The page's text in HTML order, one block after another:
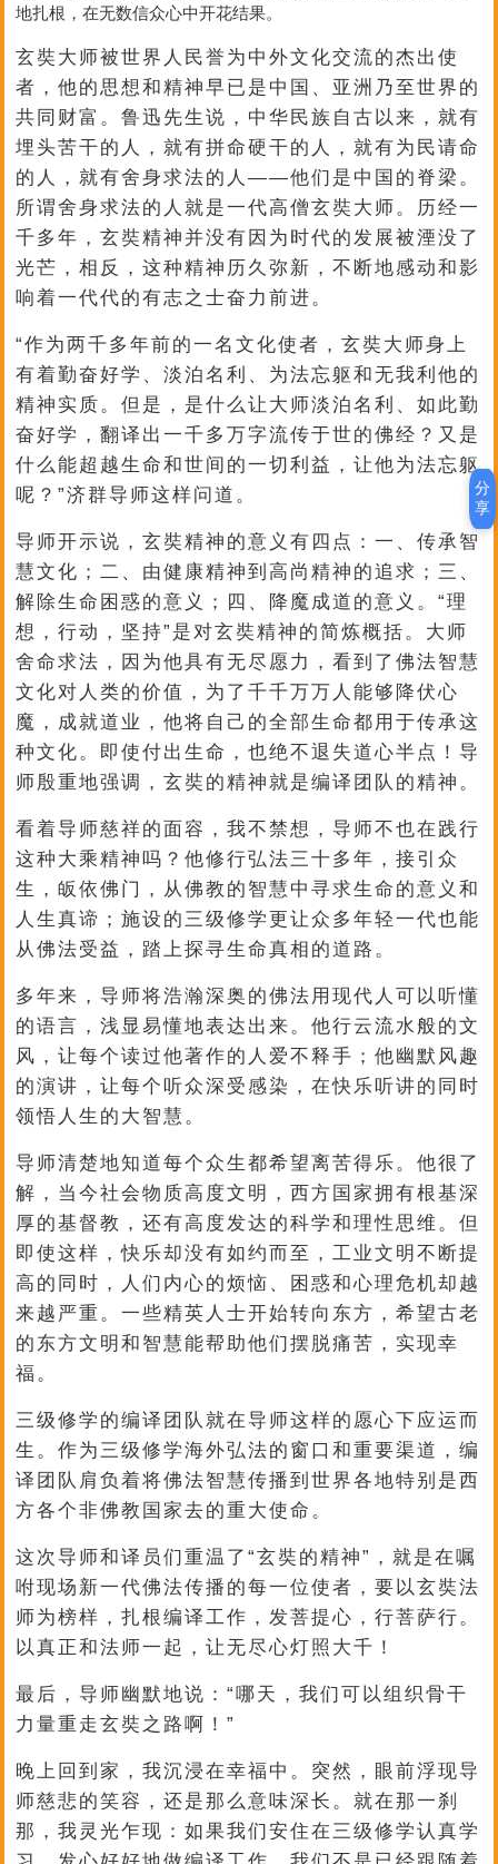
地扎根，在无数信众心中开花结果。
玄奘大师被世界人民誉为中外文化交流的杰出使
者，他的思想和精神早已是中国、亚洲乃至世界的
共同财富。鲁迅先生说，中华民族自古以来，就有
埋头苦干的人，就有拼命硬干的人，就有为民请命
的人，就有舍身求法的人——他们是中国的脊梁。
所谓舍身求法的人就是一代高僧玄奘大师。历经一
千多年，玄奘精神并没有因为时代的发展被湮没了
光芒，相反，这种精神历久弥新，不断地感动和影
响着一代代的有志之士奋力前进。
“作为两千多年前的一名文化使者，玄奘大师身上
有着勤奋好学、淡泊名利、为法忘躯和无我利他的
精神实质。但是，是什么让大师淡泊名利、如此勤
奋好学，翻译出一千多万字流传于世的佛经？又是
什么能超越生命和世间的一切利益，让他为法忘躯
呢？”济群导师这样问道。
导师开示说，玄奘精神的意义有四点：一、传承智
慧文化；二、由健康精神到高尚精神的追求；三、
解除生命困惑的意义；四、降魔成道的意义。“理
想，行动，坚持”是对玄奘精神的简炼概括。大师
舍命求法，因为他具有无尽愿力，看到了佛法智慧
文化对人类的价值，为了千千万万人能够降伏心
魔，成就道业，他将自己的全部生命都用于传承这
种文化。即使付出生命，也绝不退失道心半点！导
师殷重地强调，玄奘的精神就是编译团队的精神。
看着导师慈祥的面容，我不禁想，导师不也在践行
这种大乘精神吗？他修行弘法三十多年，接引众
生，皈依佛门，从佛教的智慧中寻求生命的意义和
人生真谛；施设的三级修学更让众多年轻一代也能
从佛法受益，踏上探寻生命真相的道路。
多年来，导师将浩瀚深奥的佛法用现代人可以听懂
的语言，浅显易懂地表达出来。他行云流水般的文
风，让每个读过他著作的人爱不释手；他幽默风趣
的演讲，让每个听众深受感染，在快乐听讲的同时
领悟人生的大智慧。
导师清楚地知道每个众生都希望离苦得乐。他很了
解，当今社会物质高度文明，西方国家拥有根基深
厚的基督教，还有高度发达的科学和理性思维。但
即使这样，快乐却没有如约而至，工业文明不断提
高的同时，人们内心的烦恼、困惑和心理危机却越
来越严重。一些精英人士开始转向东方，希望古老
的东方文明和智慧能帮助他们摆脱痛苦，实现幸
福。
三级修学的编译团队就在导师这样的愿心下应运而
生。作为三级修学海外弘法的窗口和重要渠道，编
译团队肩负着将佛法智慧传播到世界各地特别是西
方各个非佛教国家去的重大使命。
这次导师和译员们重温了“玄奘的精神”，就是在嘱
咐现场新一代佛法传播的每一位使者，要以玄奘法
师为榜样，扎根编译工作，发菩提心，行菩萨行。
以真正和法师一起，让无尽心灯照大千！
最后，导师幽默地说：“哪天，我们可以组织骨干
力量重走玄奘之路啊！”
晚上回到家，我沉浸在幸福中。突然，眼前浮现导
师慈悲的笑容，还是那么意味深长。就在那一刹
那，我灵光乍现：如果我们安住在三级修学认真学
分
享